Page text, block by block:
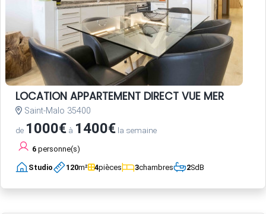
LOCATION APPARTEMENT DIRECT VUE MER
Saint-Malo 35400
de 1000€ à 1400€ la semaine
6 personne(s)
Studio 120m² 4pièces 3chambres 2SdB